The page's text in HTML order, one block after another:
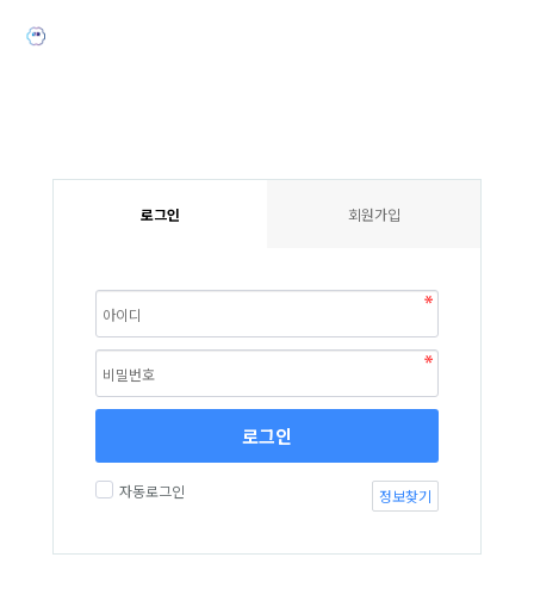
로그인 회원가입
로그인
자동로그인 정보찾기